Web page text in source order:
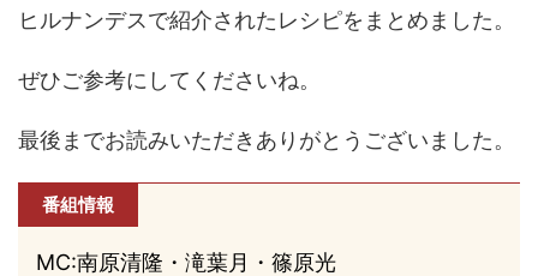
ヒルナンデスで紹介されたレシピをまとめました。
ぜひご参考にしてくださいね。
最後までお読みいただきありがとうございました。
番組情報
MC:南原清隆・滝葉月・篠原光